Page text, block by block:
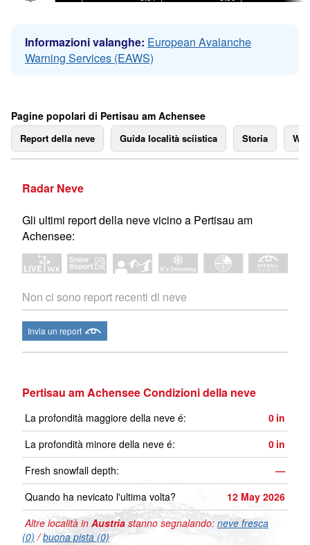
Informazioni valanghe: European Avalanche
Warning Services (EAWS)
Pagine popolari di Pertisau am Achensee
Report della neve Guida località sciistica Storia
Radar Neve
Gli ultimi report della neve vicino a Pertisau am
Achensee:
Non ci sono report recenti di neve
Invia un report
Pertisau am Achensee Condizioni della neve
La profondità maggiore della neve é: 0 in
La profondità minore della neve é:
0 in
Fresh snowfall depth:
—
Quando ha nevicato l'ultima volta?
12 May 2026
Altre località in Austria stanno segnalando: neve fresca
(0) /buona pista (0)